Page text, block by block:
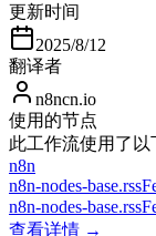
更新时间
2025/8/12
翻译者
n8ncn.io
使用的节点
此工作流使用了以
n8n
n8n-nodes-
n8n-nodes-
查看详情 →